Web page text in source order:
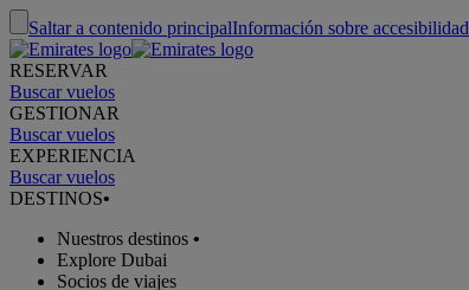
Saltar a contenido principalInformación sobre accesibilidad
RESERVAR
Buscar vuelos
GESTIONAR
Buscar vuelos
EXPERIENCIA
Buscar vuelos
DESTINOS•
Nuestros destinos •
Explore Dubai
Socios de viajes